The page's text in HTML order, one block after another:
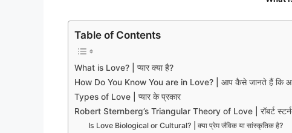
Table of Contents
What is Love? | प्यार क्या है?
How Do You Know You are in Love? | आप कैसे जानते हैं कि
Types of Love | प्यार के प्रकार
Robert Sternberg’s Triangular Theory of Love | रॉबर्ट
Is Love Biological or Cultural? | क्या प्रेम जैविक या सांस्कृतिक है?